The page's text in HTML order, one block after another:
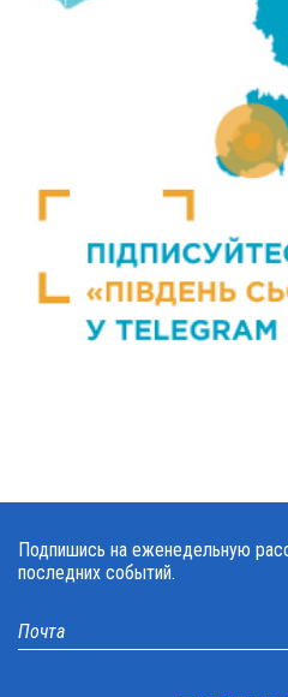
Подпишись на еженедельную
последних событий.